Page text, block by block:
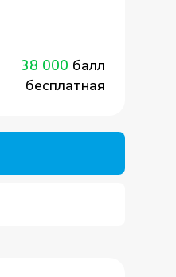
38 000 балл
бесплатная